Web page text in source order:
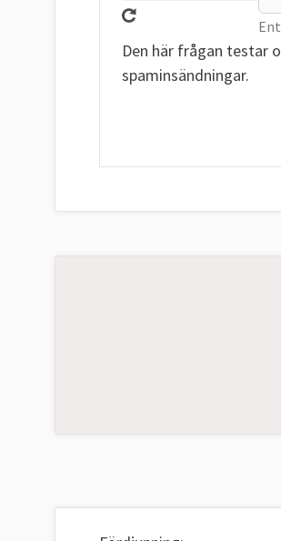
Den här frågan testar
spaminsändningar.